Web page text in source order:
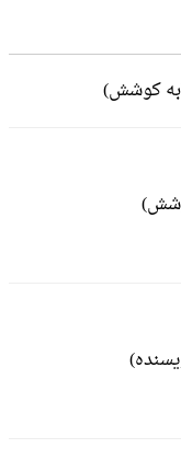
کوشش)